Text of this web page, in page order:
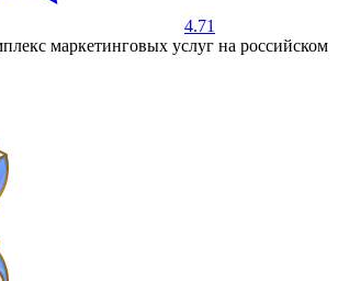
4.71
маркетинговых услуг на российском